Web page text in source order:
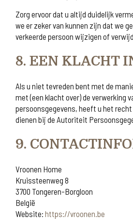
Zorg ervoor dat u altijd duidelijk
we er zeker van kunnen zijn dat we
verkeerde persoon wijzigen of
8. EEN KLACHT
Als u niet tevreden bent met de
met (een klacht over) de verwerking
persoonsgegevens, heeft u het
dienen bij de Autoriteit
9.
Vroonen Home
Kruissteenweg 8
3700 Tongeren-Borgloon
België
Website: https://vroonen.be